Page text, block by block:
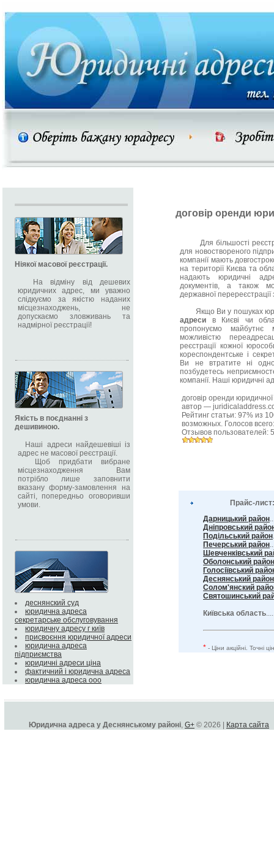
Ніякої масової реєстрації.
На відміну від дешевих
юридичних адрес, ми уважно
слідкуємо за якістю наданих
місцезнаходжень, не
допускаємо зловживань та
надмірної реєстрації!
Якість в поєднанні з
дешивиною.
Наші адреси найдешевіші із
адрес не масової реєстрації.
Щоб придбати вибране
місцезнаходження Вам
потрібло лише заповнити
вказану форму-замовлення на
сайті, попередньо оговоривши
умови.
деснянский суд
юридична адреса
секретарське обслуговування
юридичну адресу г київ
присвоєння юридичної адреси
юридична адреса
підприємства
юридичні адреси ціна
фактичний і юридична адреса
юридична адреса ооо
договір оренди
Для більшості
для новоствореного
компанії мають
на території Києва та
надають юридичні
документів, а також
державної перереєстрації
Якщо Ви у пошуках
адреси в Києві чи
пропонуємо майбутнє
можливістю
реєстрації кожної
кореспондентське і
Ви не втратите ні
позбудетесь
компанії. Наші юридичні
договір оренди
автор —
Рейтинг статьи:97% из
возможных. Голосов
Отзывов пользователей:
Прайс-лист:
Дарницький район
Дніпровський
Подільський район
Печерський район
Шевченківський
Оболонський район
Голосіївський
Деснянський район
Солом'янский
Святошинський
Київська область
* - Ціни акційні. Точні
Юридична адреса у Деснянському районі, G+ © 2026 | Карта сайта